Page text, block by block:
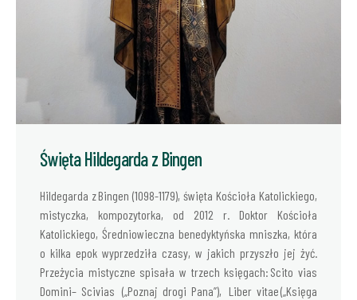
Święta Hildegarda z Bingen
Hildegarda z Bingen (1098-1179), święta Kościoła Katolickiego,
mistyczka, kompozytorka, od 2012 r. Doktor Kościoła
Katolickiego, Średniowieczna benedyktyńska mniszka, która
o kilka epok wyprzedziła czasy, w jakich przyszło jej żyć.
Przeżycia mistyczne spisała w trzech księgach: Scito vias
Domini– Scivias („Poznaj drogi Pana”), Liber vitae („Księga